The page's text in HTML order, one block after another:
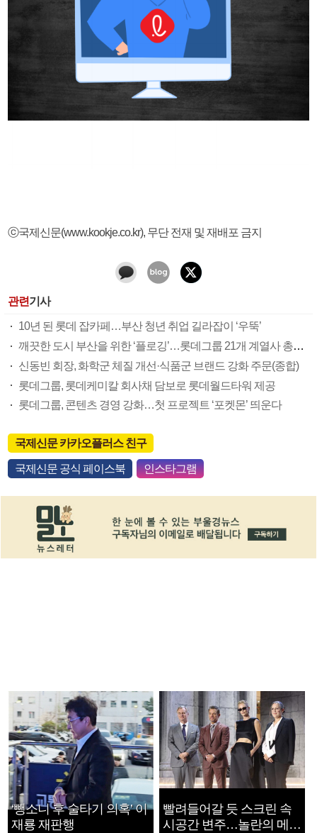
ⓒ국제신문(www.kookje.co.kr), 무단 전재 및 재배포 금지
관련기사
10년 된 롯데 잡카페…부산 청년 취업 길라잡이 ‘우뚝’
깨끗한 도시 부산을 위한 ‘플로깅’…롯데그룹 21개 계열사 총출동
신동빈 회장, 화학군 체질 개선·식품군 브랜드 강화 주문(종합)
롯데그룹, 롯데케미칼 회사채 담보로 롯데월드타워 제공
롯데그룹, 콘텐츠 경영 강화…첫 프로젝트 ‘포켓몬’ 띄운다
국제신문 카카오플러스 친구
국제신문 공식 페이스북 인스타그램
‘뺑소니 후 술타기 의혹’ 이
재룡 재판행
빨려들어갈 듯 스크린 속
시공간 변주…놀란의 메시